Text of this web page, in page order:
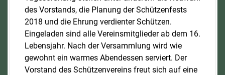
des Vorstands, die Planung der Schützenfests
2018 und die Ehrung verdienter Schützen.
Eingeladen sind alle Vereinsmitglieder ab dem 16.
Lebensjahr. Nach der Versammlung wird wie
gewohnt ein warmes Abendessen serviert. Der
Vorstand des Schützenvereins freut sich auf eine